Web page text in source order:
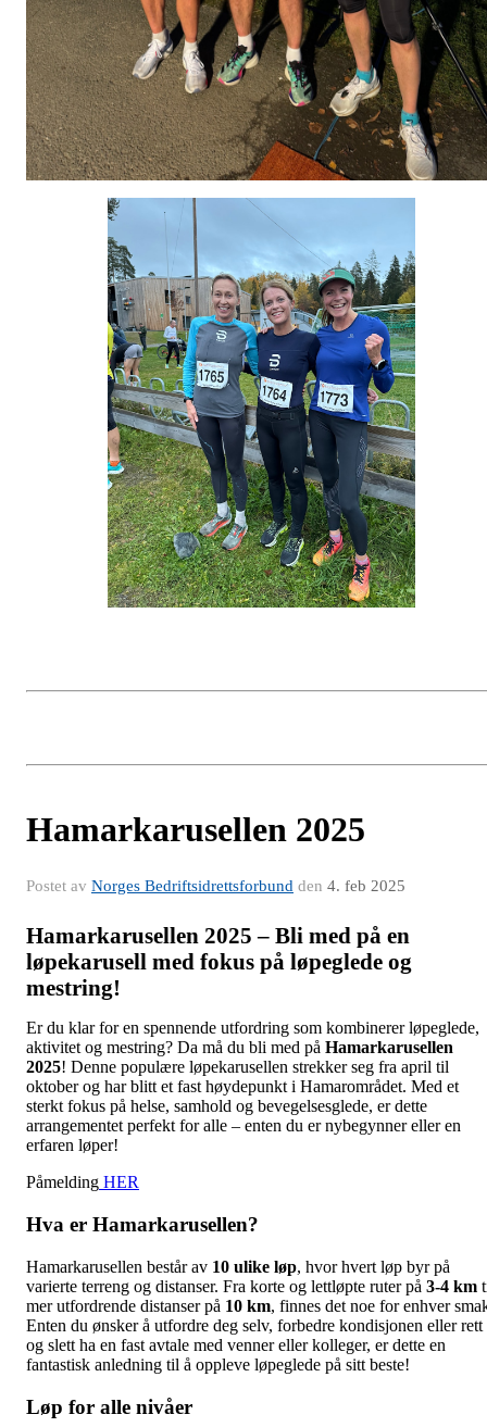
Hamarkarusellen 2025
Postet av Norges Bedriftsidrettsforbund den 4. feb 2025
Hamarkarusellen 2025 – Bli med på en
løpekarusell med fokus på løpeglede og
mestring!
Er du klar for en spennende utfordring som kombinerer løpeglede,
aktivitet og mestring? Da må du bli med på Hamarkarusellen
2025! Denne populære løpekarusellen strekker seg fra april til
oktober og har blitt et fast høydepunkt i Hamarområdet. Med et
sterkt fokus på helse, samhold og bevegelsesglede, er dette
arrangementet perfekt for alle – enten du er nybegynner eller en
erfaren løper!
Påmelding HER
Hva er Hamarkarusellen?
Hamarkarusellen består av 10 ulike løp, hvor hvert løp byr på
varierte terreng og distanser. Fra korte og lettløpte ruter på 3-4 km
mer utfordrende distanser på 10 km, finnes det noe for enhver
Enten du ønsker å utfordre deg selv, forbedre kondisjonen eller rett
og slett ha en fast avtale med venner eller kolleger, er dette en
fantastisk anledning til å oppleve løpeglede på sitt beste!
Løp for alle nivåer